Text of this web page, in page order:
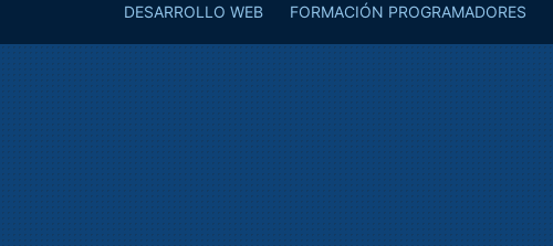
DESARROLLO WEB FORMACIÓN PROGRAMADORES